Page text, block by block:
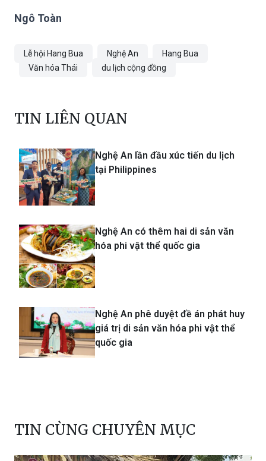
Ngô Toàn
Lễ hội Hang Bua Nghệ An
Hang Bua
Văn hóa Thái
du lịch cộng đồng
TIN LIÊN QUAN
Nghệ An lần đầu xúc tiến du lịch
tại Philippines
Nghệ An có thêm hai di sản văn
hóa phi vật thể quốc gia
Nghệ An phê duyệt đề án phát huy
giá trị di sản văn hóa phi vật thể
quốc gia
TIN CÙNG CHUYÊN MỤC